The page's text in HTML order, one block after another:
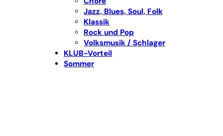
Jazz, Blues, Soul, Folk
Klassik
Rock und Pop
Volksmusik / Schlager
KLUB-Vorteil
Sommer